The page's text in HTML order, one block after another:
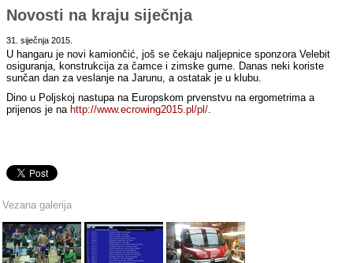
Novosti na kraju siječnja
31. siječnja 2015.
U hangaru je novi kamiončić, još se čekaju naljepnice sponzora Velebit
osiguranja, konstrukcija za čamce i zimske gume. Danas neki koriste
sunčan dan za veslanje na Jarunu, a ostatak je u klubu.
Dino u Poljskoj nastupa na Europskom prvenstvu na ergometrima a
prijenos je nahttp://www.ecrowing2015.pl/pl/.
Vezana galerija